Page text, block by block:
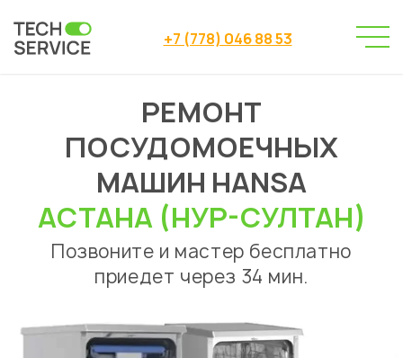
+7 (778) 046 88 53
Сервисный центр
Сервисный центр Астана
Ремонт посудомоечных машин
→ Hansa
РЕМОНТ
ПОСУДОМОЕЧНЫХ
МАШИН HANSA
АСТАНА (НУР-СУЛТАН)
Позвоните и мастер бесплатно
приедет через 34 мин.